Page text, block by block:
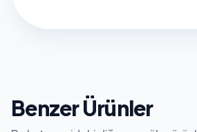
Benzer Ürünler